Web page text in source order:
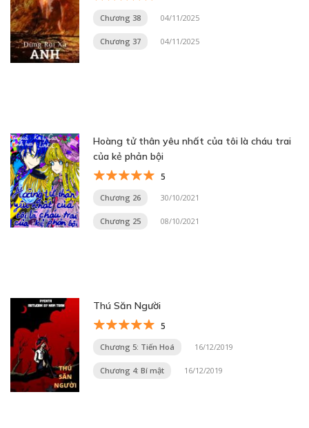
Chương 38 04/11/2025
Chương 37 04/11/2025
Hoàng tử thân yêu nhất của tôi là cháu trai
của kẻ phản bội
5
Chương 26 30/10/2021
Chương 25 08/10/2021
Thú Săn Người
5
Chương 5: Tiến Hoá 16/12/2019
Chương 4: Bí mật 16/12/2019